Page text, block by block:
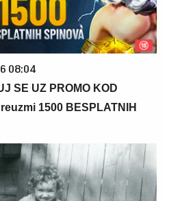
08:04
SE UZ PROMO KOD
1500 BESPLATNIH